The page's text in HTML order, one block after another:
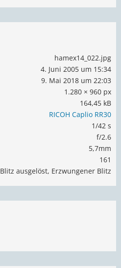
hamex14_022.jpg
4. Juni 2005 um 15:34
9. Mai 2018 um 22:03
1.280 × 960 px
164,45 kB
RICOH Caplio RR30
1/42 s
f/2.6
5,7mm
161
Blitz ausgelöst, Erzwungener Blitz